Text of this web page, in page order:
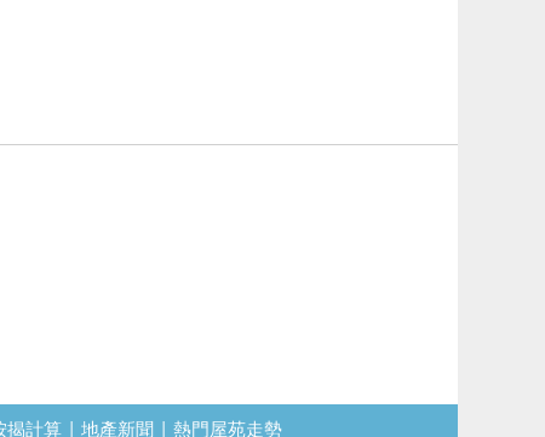
揭計算 | 地產新聞 | 熱門屋苑走勢